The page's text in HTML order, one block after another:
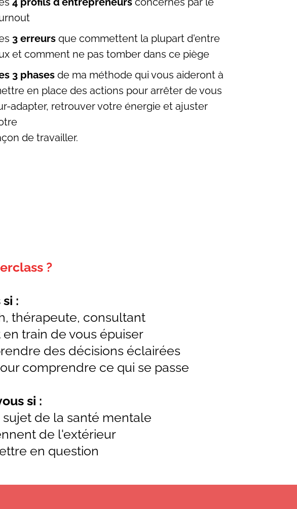
3 erreursque commettent la plupart d'entre
et comment ne pas tomber dans ce piège
3 phasesde ma méthode qui vous aideront à
en place des actions pour arrêter de vous
adapter, retrouver votre énergie et ajuster
de travailler.
?
:
thérapeute, consultant
train de vous épuiser
des décisions éclairées
comprendre ce qui se passe
si :
de la santé mentale
de l'extérieur
en question